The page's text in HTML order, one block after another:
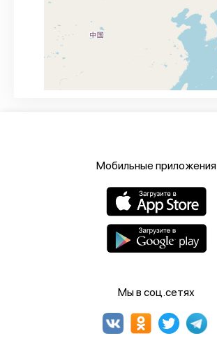
Мобильные приложения
Мы в соц.сетях